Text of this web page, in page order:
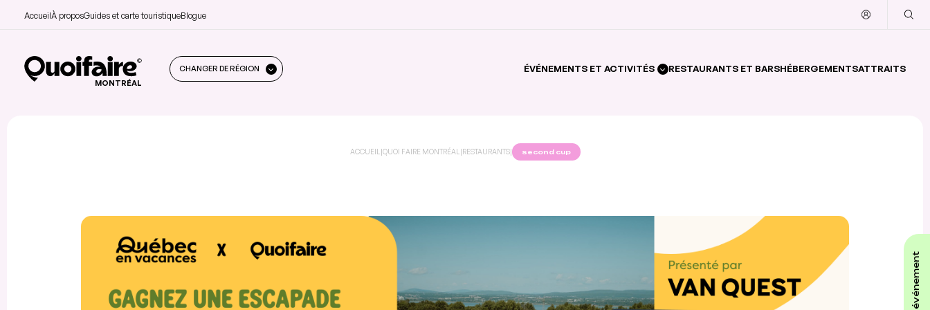
AccueilÀ proposGuides et carte touristiqueBlogue
MONTRÉAL
CHANGER DE RÉGION ÉVÉNEMENTS ET ACTIVITÉS RESTAURANTS ET BARSHÉBERGEMENTSATTRAITS
ACCUEIL |QUOI FAIRE MONTRÉAL |RESTAURANTS| second cup